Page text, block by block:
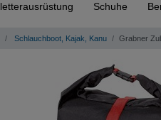
Schuhe
Schlauchboot, Kajak, Kanu Grabner